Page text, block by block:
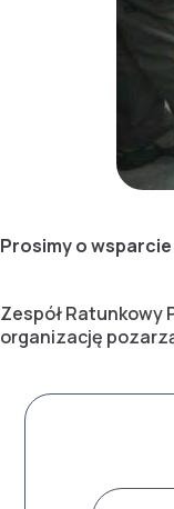
Prosimy o
Zespół Ratunkowy
organizację